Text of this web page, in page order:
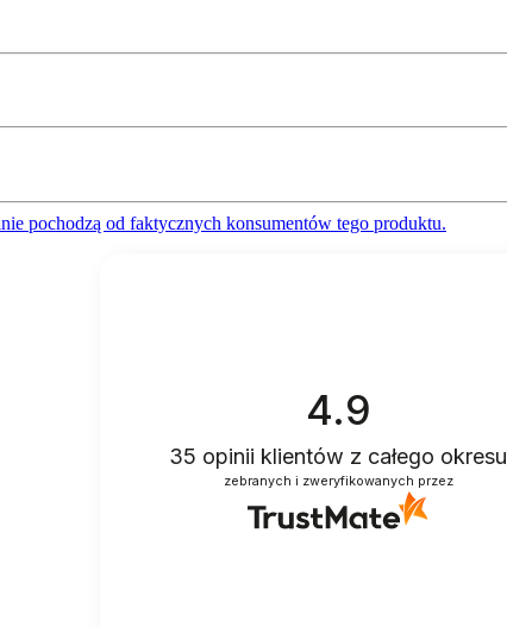
pochodzą od faktycznych konsumentów tego produktu.
4.9
35 opinii klientów z całego okresu
zebranych i zweryfikowanych przez